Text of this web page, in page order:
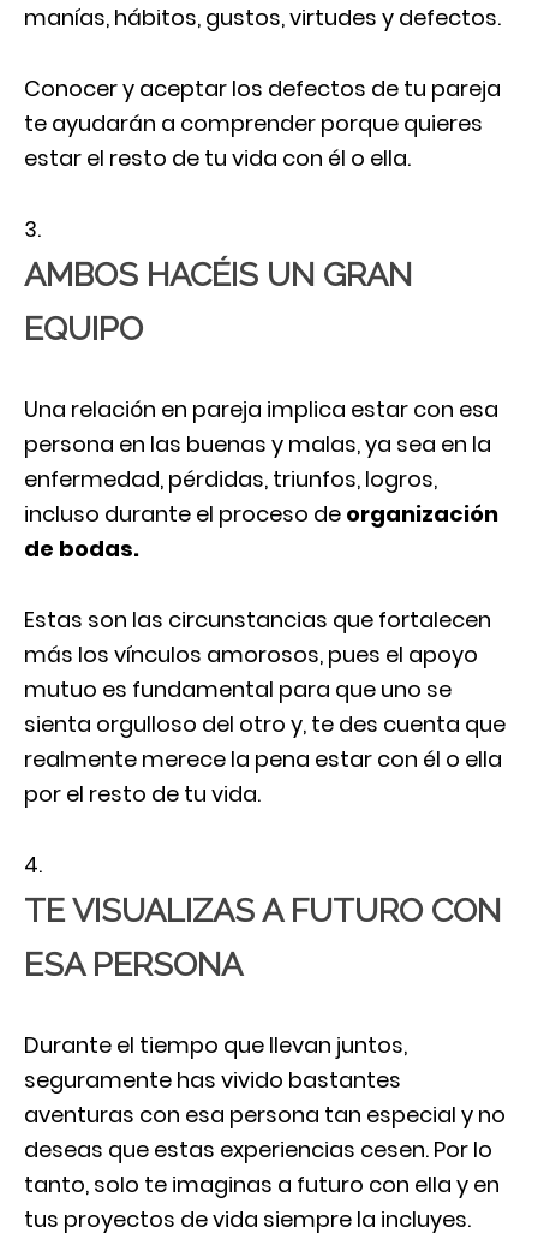
manías, hábitos, gustos, virtudes y defectos.
Conocer y aceptar los defectos de tu pareja
te ayudarán a comprender porque quieres
estar el resto de tu vida con él o ella.
AMBOS HACÉIS UN GRAN
EQUIPO
Una relación en pareja implica estar con esa
persona en las buenas y malas, ya sea en la
enfermedad, pérdidas, triunfos, logros,
incluso durante el proceso de organización
de bodas.
Estas son las circunstancias que fortalecen
más los vínculos amorosos, pues el apoyo
mutuo es fundamental para que uno se
sienta orgulloso del otro y, te des cuenta que
realmente merece la pena estar con él o ella
por el resto de tu vida.
TE VISUALIZAS A FUTURO CON
ESA PERSONA
Durante el tiempo que llevan juntos,
seguramente has vivido bastantes
aventuras con esa persona tan especial y no
deseas que estas experiencias cesen. Por lo
tanto, solo te imaginas a futuro con ella y en
tus proyectos de vida siempre la incluyes.